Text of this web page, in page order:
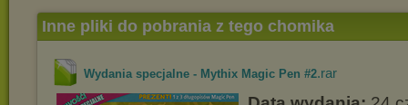
Inne pliki do pobrania z tego chomika
Wydania specjalne - Mythix Magic Pen #2.rar